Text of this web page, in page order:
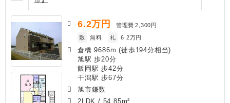
6.2万円 管理費 2,300円
敷
無料 礼 6.2万円
倉橋 9686m (徒歩194分相当)
旭駅 歩20分
飯岡駅 歩42分
干潟駅 歩67分
旭市鎌数
2LDK / 54.85m²